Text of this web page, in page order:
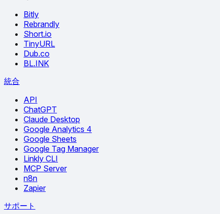
Bitly
Rebrandly
Short.io
TinyURL
Dub.co
BL.INK
統合
API
ChatGPT
Claude Desktop
Google Analytics 4
Google Sheets
Google Tag Manager
Linkly CLI
MCP Server
n8n
Zapier
サポート